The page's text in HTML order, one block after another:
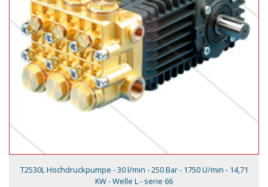
T2530L Hochdruckpumpe - 30 l/min - 250 Bar - 1750 U/min - 14,71
KW - Welle L - serie 66